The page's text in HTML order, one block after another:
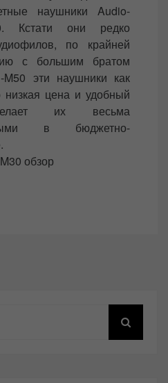
наушники Audio-
Кстати они редко
по крайней
с большим братом
M50 эти наушники как
цена и удобный
их весьма
в бюджетно-
обзор